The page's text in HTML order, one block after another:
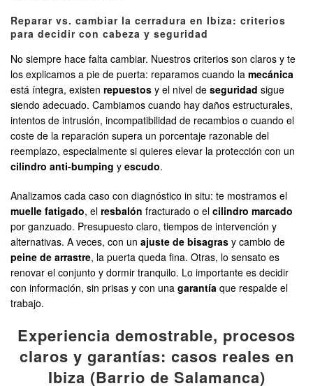
Reparar vs. cambiar la cerradura en Ibiza: criterios
para decidir con cabeza y seguridad
No siempre hace falta cambiar. Nuestros criterios son claros y te
los explicamos a pie de puerta: reparamos cuando la mecánica
está íntegra, existen repuestos y el nivel de seguridad sigue
siendo adecuado. Cambiamos cuando hay daños estructurales,
intentos de intrusión, incompatibilidad de recambios o cuando el
coste de la reparación supera un porcentaje razonable del
reemplazo, especialmente si quieres elevar la protección con un
cilindro anti-bumping y escudo.
Analizamos cada caso con diagnóstico in situ: te mostramos el
muelle fatigado, el resbalón fracturado o el cilindro marcado
por ganzuado. Presupuesto claro, tiempos de intervención y
alternativas. A veces, con un ajuste de bisagras y cambio de
peine de arrastre, la puerta queda fina. Otras, lo sensato es
renovar el conjunto y dormir tranquilo. Lo importante es decidir
con información, sin prisas y con una garantía que respalde el
trabajo.
Experiencia demostrable, procesos
claros y garantías: casos reales en
Ibiza (Barrio de Salamanca)